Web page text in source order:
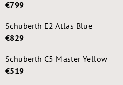
€799
Schuberth E2 Atlas Blue
€829
Schuberth C5 Master Yellow
€519